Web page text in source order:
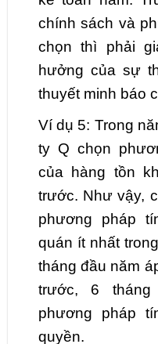
chính sách và
chọn thì phải
hưởng của sự
thuyết minh báo
Ví dụ 5: Trong
ty Q chọn
của hàng tồn
trước. Như vậy,
phương pháp
quán ít nhất
tháng đầu năm
trước, 6
phương pháp
quyền.